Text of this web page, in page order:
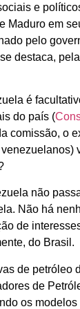
e
Maduro em
pelo
destaca,
é
do país (
comissão, o
não
Não há
de
do Brasil.
de petróleo
de
os